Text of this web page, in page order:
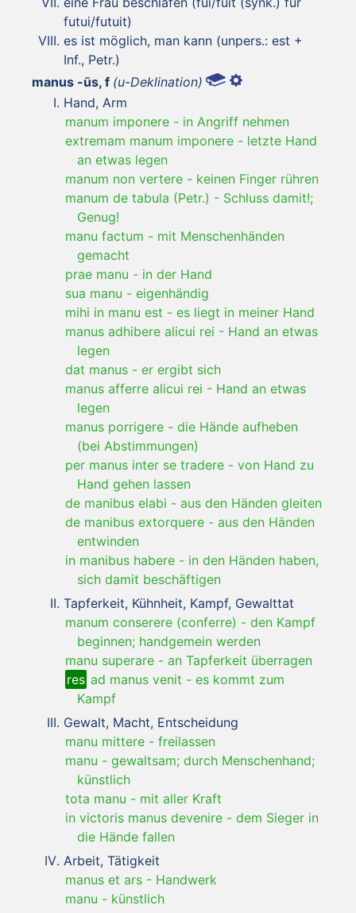
futui/futuit)
es ist möglich, man kann (unpers.: est +
Inf., Petr.)
manus -ūs, f (u-Deklination)
Hand, Arm
manum imponere - in Angriff nehmen
extremam manum imponere - letzte Hand
an etwas legen
manum non vertere - keinen Finger rühren
manum de tabula (Petr.) - Schluss damit!;
Genug!
manu factum - mit Menschenhänden
gemacht
prae manu - in der Hand
sua manu - eigenhändig
mihi in manu est - es liegt in meiner Hand
manus adhibere alicui rei - Hand an etwas
legen
dat manus - er ergibt sich
manus afferre alicui rei - Hand an etwas
legen
manus porrigere - die Hände aufheben
(bei Abstimmungen)
per manus inter se tradere - von Hand zu
Hand gehen lassen
de manibus elabi - aus den Händen gleiten
de manibus extorquere - aus den Händen
entwinden
in manibus habere - in den Händen haben,
sich damit beschäftigen
Tapferkeit, Kühnheit, Kampf, Gewalttat
manum conserere (conferre) - den Kampf
beginnen; handgemein werden
manu superare - an Tapferkeit überragen
res ad manus venit - es kommt zum
Kampf
Gewalt, Macht, Entscheidung
manu mittere - freilassen
manu - gewaltsam; durch Menschenhand;
künstlich
tota manu - mit aller Kraft
in victoris manus devenire - dem Sieger in
die Hände fallen
Arbeit, Tätigkeit
manus et ars - Handwerk
manu - künstlich